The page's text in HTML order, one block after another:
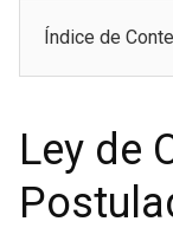
Índice de
Ley de